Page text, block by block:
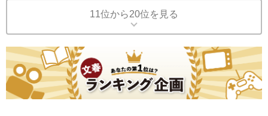
11位から20位を見る